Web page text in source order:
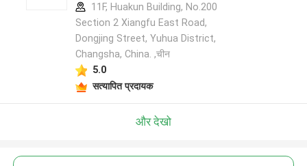
11F, Huakun Building, No.200
Section 2 Xiangfu East Road,
Dongjing Street, Yuhua District,
Changsha, China. ,चीन
5.0
सत्यापित प्रदायक
और देखो